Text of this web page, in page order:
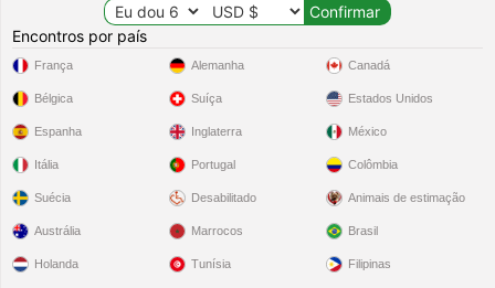
Encontros por país
França
Bélgica
Espanha
Itália
Suécia
Alemanha
Suíça
Inglaterra
Portugal
Desabilitado
Canadá
Estados Unidos
México
Colômbia
Animais de estimação
Austrália
Holanda
Marrocos
Tunísia
Brasil
Filipinas